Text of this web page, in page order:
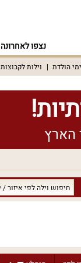
נצפו לאחרונה
הולדת וילות לקבוצות
חיפוש
וילה
יישוב